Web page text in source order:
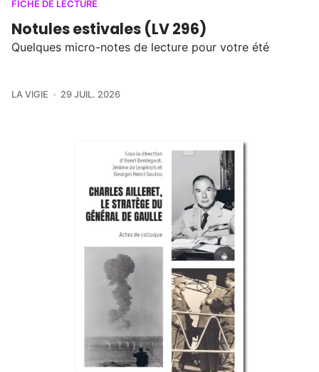
FICHE DE LECTURE
Notules estivales (LV 296)
Quelques micro-notes de lecture pour votre été
LA VIGIE 29 JUIL. 2026